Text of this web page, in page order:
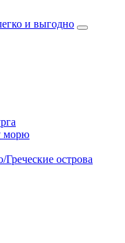
морю
острова